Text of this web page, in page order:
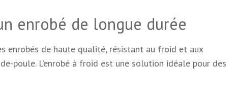
enrobé de longue durée
enrobés de haute qualité, résistant au froid et aux
poule. L’enrobé à froid est une solution idéale pour des